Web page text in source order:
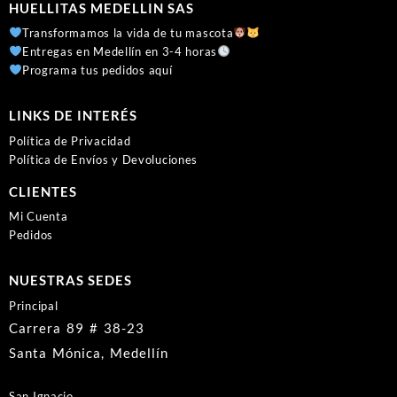
HUELLITAS MEDELLIN SAS
Transformamos la vida de tu mascota
Entregas en Medellín en 3-4 horas
Programa tus pedidos aquí
LINKS DE INTERÉS
Política de Privacidad
Política de Envíos y Devoluciones
CLIENTES
Mi Cuenta
Pedidos
NUESTRAS SEDES
Principal
Carrera 89 # 38-23
Santa Mónica, Medellín